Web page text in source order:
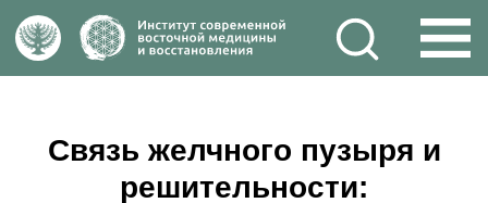
Связь желчного пузыря и
решительности: